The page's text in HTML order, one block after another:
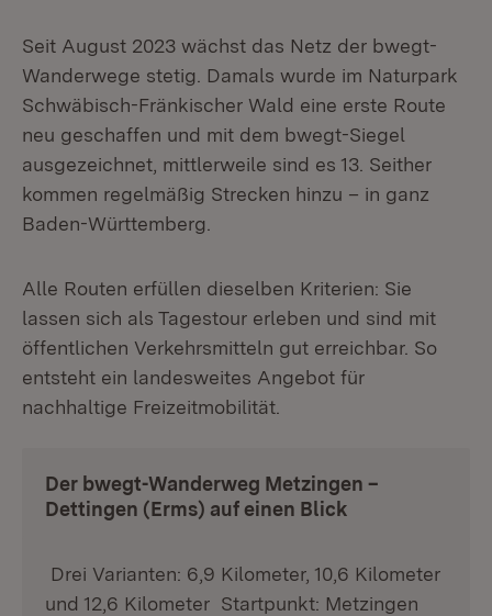
Seit August 2023 wächst das Netz der bwegt-
Wanderwege stetig. Damals wurde im Naturpark
Schwäbisch-Fränkischer Wald eine erste Route
neu geschaffen und mit dem bwegt-Siegel
ausgezeichnet, mittlerweile sind es 13. Seither
kommen regelmäßig Strecken hinzu – in ganz
Baden-Württemberg.
Alle Routen erfüllen dieselben Kriterien: Sie
lassen sich als Tagestour erleben und sind mit
öffentlichen Verkehrsmitteln gut erreichbar. So
entsteht ein landesweites Angebot für
nachhaltige Freizeitmobilität.
Der bwegt-Wanderweg Metzingen –
Dettingen (Erms) auf einen Blick
Drei Varianten: 6,9 Kilometer, 10,6 Kilometer
und 12,6 Kilometer Startpunkt: Metzingen